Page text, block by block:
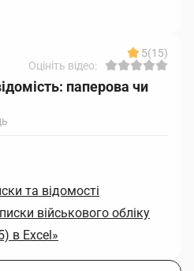
5(15)
Оцініть відео:
паперова чи
та відомості
військового обліку
в Excel»